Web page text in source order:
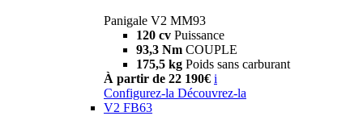
Panigale V2 MM93
120 cv Puissance
93,3 Nm COUPLE
175,5 kg Poids sans carburant
À partir de 22 190€ i
Configurez-la Découvrez-la
V2 FB63